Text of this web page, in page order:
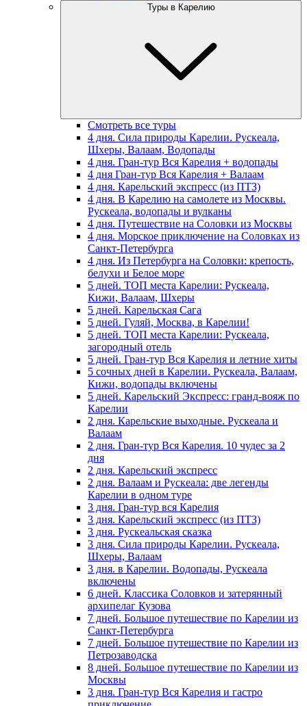
Туры в Карелию
Смотреть все туры
4 дня. Сила природы Карелии. Рускеала,
Шхеры, Валаам, Водопады
4 дня. Гран-тур Вся Карелия + водопады
4 дня Гран-тур Вся Карелия + Валаам
4 дня. Карельский экспресс (из ПТЗ)
4 дня. В Карелию на самолете из Москвы.
Рускеала, водопады и вулканы
4 дня. Путешествие на Соловки из Москвы
4 дня. Морское приключение на Соловках из
Санкт-Петербурга
4 дня. Из Петербурга на Соловки: крепость,
белухи и Белое море
5 дней. ТОП места Карелии: Рускеала,
Кижи, Валаам, Шхеры
5 дней. Карельская Сага
5 дней. Гуляй, Москва, в Карелии!
5 дней. ТОП места Карелии: Рускеала,
загородный отель
5 дней. Гран-тур Вся Карелия и летние хиты
5 сочных дней в Карелии. Рускеала, Валаам,
Кижи, водопады включены
5 дней. Карельский Экспресс: гранд-вояж по
Карелии
2 дня. Карельские выходные. Рускеала и
Валаам
2 дня. Гран-тур Вся Карелия. 10 чудес за 2
дня
2 дня. Карельский экспресс
2 дня. Валаам и Рускеала: две легенды
Карелии в одном туре
3 дня. Гран-тур вся Карелия
3 дня. Карельский экспресс (из ПТЗ)
3 дня. Рускеальская сказка
3 дня. Сила природы Карелии. Рускеала,
Шхеры, Валаам
3 дня. в Карелии. Водопады, Рускеала
включены
6 дней. Классика Соловков и затерянный
архипелаг Кузова
7 дней. Большое путешествие по Карелии из
Санкт-Петербурга
7 дней. Большое путешествие по Карелии из
Петрозаводска
8 дней. Большое путешествие по Карелии из
Москвы
3 дня. Гран-тур Вся Карелия и гастро